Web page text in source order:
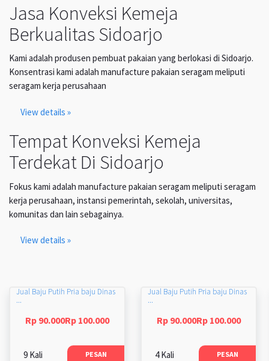
Jasa Konveksi Kemeja
Berkualitas Sidoarjo
Kami adalah produsen pembuat pakaian yang berlokasi di Sidoarjo.
Konsentrasi kami adalah manufacture pakaian seragam meliputi
seragam kerja perusahaan
View details »
Tempat Konveksi Kemeja
Terdekat Di Sidoarjo
Fokus kami adalah manufacture pakaian seragam meliputi seragam
kerja perusahaan, instansi pemerintah, sekolah, universitas,
komunitas dan lain sebagainya.
View details »
Jual Baju Putih Pria baju Dinas
...
Rp 90.000Rp 100.000
9 Kali PESAN
Jual Baju Putih Pria baju Dinas
...
Rp 90.000Rp 100.000
4 Kali PESAN